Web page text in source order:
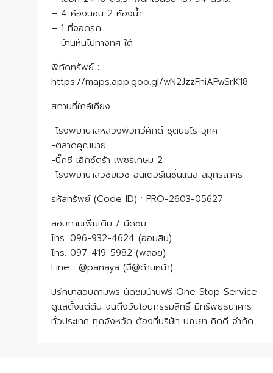
– 4 ห้องนอน 2 ห้องน้ำ
– 1 ที่จอดรถ
– บ้านหันไปทางทิศ ใต้
พิกัดทรัพย์ :
https://maps.app.goo.gl/wN2JzzFniAPwSrK18
สถานที่ใกล้เคียง
-โรงพยาบาลหลวงพ่อทวีศักดิ์ ชุตินฺธโร อุทิศ
-ตลาดคุณนาย
-บิ๊กซี เอ็กซ์ตร้า เพชรเกษม 2
-โรงพยาบาลวิชัยเวช อินเตอร์เนชั่นแนล สมุทรสาคร
รหัสทรัพย์ (Code ID) : PRO-2603-05627
สอบถามเพิ่มเติม / นัดชม
โทร. 096-932-4624 (ออมสิน)
โทร. 097-419-5982 (พลอย)
Line : @panaya (มี@ด้านหน้า)
ปรึกษาสอบถามฟรี นัดชมบ้านฟรี One Stop Service
ดูแลตั้งแต่ต้น จนถึงวันโอนกรรมสิทธิ์ มีทรัพย์ธนาคาร
ทั่วประเทศ ทุกจังหวัด ต้องที่บริษัท ปณยา คิดดี จำกัด